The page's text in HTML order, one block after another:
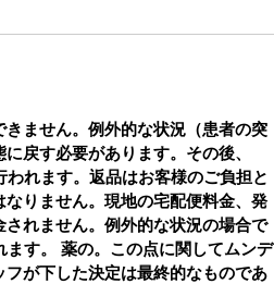
ません。例外的な状況（患者の突
戻す必要があります。その後、
れます。返品はお客様のご負担と
りません。現地の宅配便料金、発
れません。例外的な状況の場合で
す。 薬の。この点に関してムンデ
が下した決定は最終的なものであ